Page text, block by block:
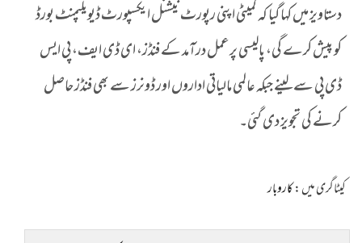
دستاویز میں کہا گیا کہ کمیٹی اپنی رپورٹ نیشنل ایکسپورٹ ڈیویلپمنٹ بورڈ
کو پیش کرے گی، پالیسی پر عمل درآمد کے فنڈز، ای ڈی ایف، پی ایس
ڈی پی سے لینے جبکہ عالمی مالیاتی اداروں اور ڈونرز سے بھی فنڈز حاصل
کرنے کی تجویز دی گئی۔
کیٹاگری میں :کاروبار